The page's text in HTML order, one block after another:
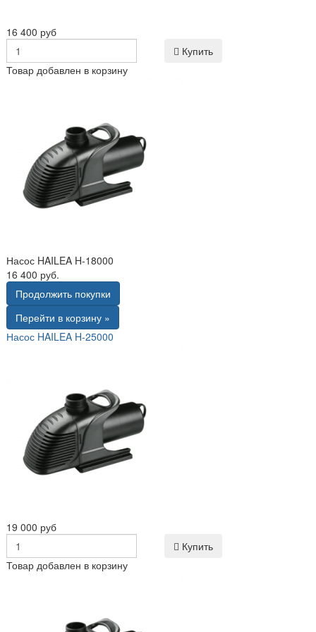
16 400 руб
Купить
Товар добавлен в корзину
Насос HAILEA H-18000
16 400 руб.
Продолжить покупки
Перейти в корзину »
Насос HAILEA H-25000
19 000 руб
Купить
Товар добавлен в корзину